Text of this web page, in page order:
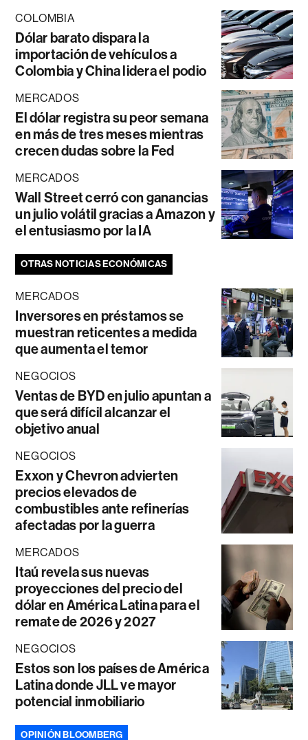
COLOMBIA
Dólar barato dispara la
importación de vehículos a
Colombia y China lidera el podio
MERCADOS
El dólar registra su peor semana
en más de tres meses mientras
crecen dudas sobre la Fed
MERCADOS
Wall Street cerró con ganancias
un julio volátil gracias a Amazon y
el entusiasmo por la IA
OTRAS NOTICIAS ECONÓMICAS
MERCADOS
Inversores en préstamos se
muestran reticentes a medida
que aumenta el temor
NEGOCIOS
Ventas de BYD en julio apuntan a
que será difícil alcanzar el
objetivo anual
NEGOCIOS
Exxon y Chevron advierten
precios elevados de
combustibles ante refinerías
afectadas por la guerra
MERCADOS
Itaú revela sus nuevas
proyecciones del precio del
dólar en América Latina para el
remate de 2026 y 2027
NEGOCIOS
Estos son los países de América
Latina donde JLL ve mayor
potencial inmobiliario
OPINIÓN BLOOMBERG